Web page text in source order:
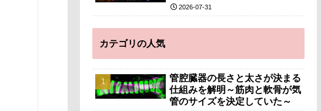
“Function-First” Strategy
Ethanol-Tolerant Microbes）
2026-07-31
カテゴリの人気
管腔臓器の長さと太さが決まる
仕組みを解明～筋肉と軟骨が気
管のサイズを決定していた～